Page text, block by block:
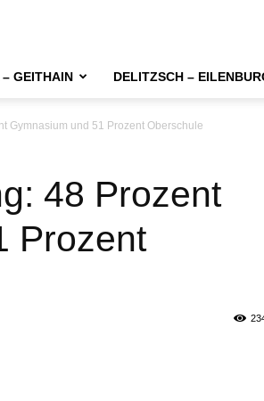
– GEITHAIN DELITZSCH –
Gymnasium und 51 Prozent Oberschule
48 Prozent
Prozent